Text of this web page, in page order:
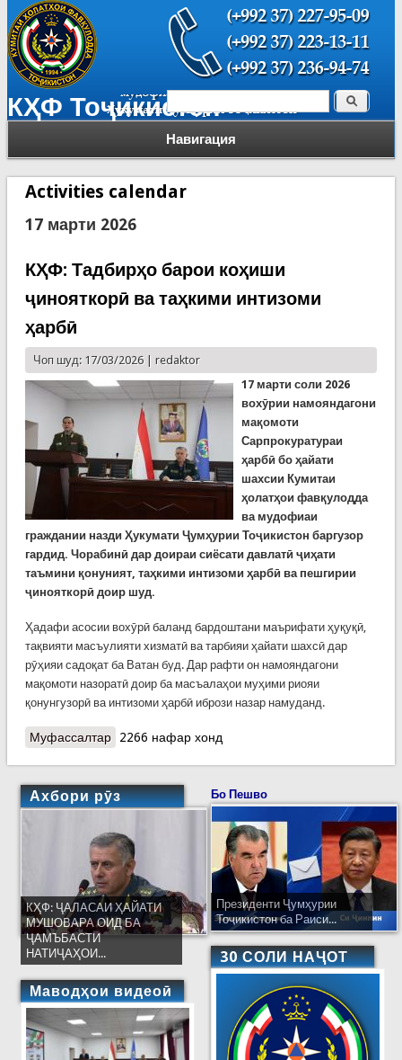
КҲФ Тоҷикистон
Навигация
Форма поиска Поиск
Activities calendar
17 марти 2026
КҲФ: Тадбирҳо барои коҳиши
ҷинояткорӣ ва таҳкими интизоми
ҳарбӣ
Чоп шуд: 17/03/2026 | redaktor
17 марти соли 2026
вохӯрии намояндагони
мақомоти
Сарпрокуратураи
ҳарбӣ бо ҳайати
шахсии Кумитаи
ҳолатҳои фавқулодда
ва мудофиаи
граждании назди Ҳукумати Ҷумҳурии Тоҷикистон баргузор
гардид. Чорабинӣ дар доираи сиёсати давлатӣ ҷиҳати
таъмини қонуният, таҳкими интизоми ҳарбӣ ва пешгирии
ҷинояткорӣ доир шуд.
Ҳадафи асосии вохӯрӣ баланд бардоштани маърифати ҳуқуқӣ,
тақвияти масъулияти хизматӣ ва тарбияи ҳайати шахсӣ дар
рӯҳияи садоқат ба Ватан буд. Дар рафти он намояндагони
мақомоти назоратӣ доир ба масъалаҳои муҳими риояи
қонунгузорӣ ва интизоми ҳарбӣ ибрози назар намуданд.
Муфассалтаро КҲФ: Тадбирҳо барои коҳиши ҷинояткорӣ ва
2266 нафар хонд
Ахбори рӯз
КҲФ: ҶАЛАСАИ ҲАЙАТИ
МУШОВАРА ОИД БА
ҶАМЪБАСТИ
НАТИҶАҲОИ...
Маводҳои видеоӣ
Бо Пешво
Президенти Ҷумҳурии
Тоҷикистон ба Раиси...
30 СОЛИ НАҶОТ